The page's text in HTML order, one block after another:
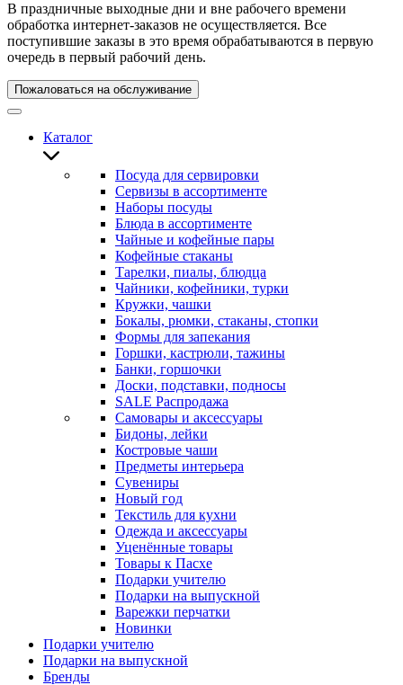
В праздничные выходные дни и вне рабочего времени
обработка интернет-заказов не осуществляется. Все
поступившие заказы в это время обрабатываются в первую
очередь в первый рабочий день.
Пожаловаться на обслуживание
Каталог
Посуда для сервировки
Сервизы в ассортименте
Наборы посуды
Блюда в ассортименте
Чайные и кофейные пары
Кофейные стаканы
Тарелки, пиалы, блюдца
Чайники, кофейники, турки
Кружки, чашки
Бокалы, рюмки, стаканы, стопки
Формы для запекания
Горшки, кастрюли, тажины
Банки, горшочки
Доски, подставки, подносы
SALE Распродажа
Самовары и аксессуары
Бидоны, лейки
Костровые чаши
Предметы интерьера
Сувениры
Новый год
Текстиль для кухни
Одежда и аксессуары
Уценённые товары
Товары к Пасхе
Подарки учителю
Подарки на выпускной
Варежки перчатки
Новинки
Подарки учителю
Подарки на выпускной
Бренды